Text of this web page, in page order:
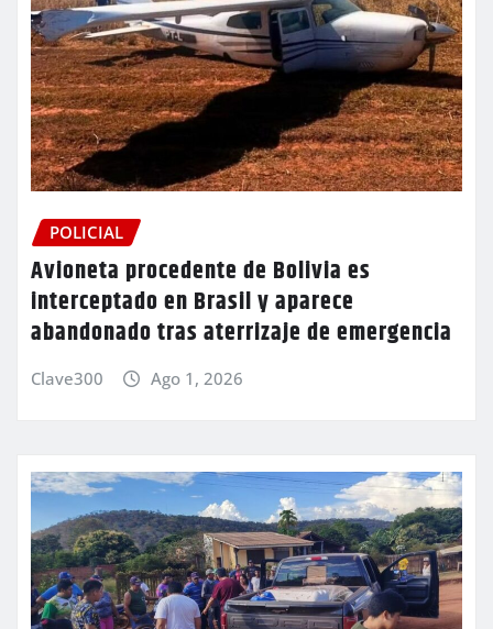
POLICIAL
Avioneta procedente de Bolivia es
interceptado en Brasil y aparece
abandonado tras aterrizaje de emergencia
Clave300 Ago 1, 2026